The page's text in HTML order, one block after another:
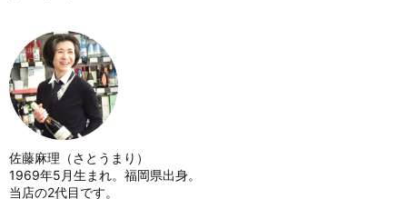
佐藤麻理（さとうまり）
1969年5月生まれ。福岡県出身。
当店の2代目です。